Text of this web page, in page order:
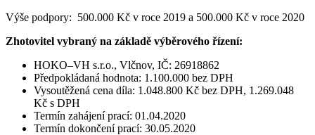
Výše podpory: 500.000 Kč v roce 2019 a 500.000 Kč v roce 2020
Zhotovitel vybraný na základě výběrového řízení:
HOKO–VH s.r.o., Vlčnov, IČ: 26918862
Předpokládaná hodnota: 1.100.000 bez DPH
Vysoutěžená cena díla: 1.048.800 Kč bez DPH, 1.269.048
Kč s DPH
Termín zahájení prací: 01.04.2020
Termín dokončení prací: 30.05.2020